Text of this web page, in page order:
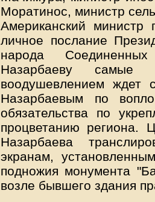
Моратинос, министр
Американский министр
личное послание
народа
Назарбаеву
воодушевлением ждет
Назарбаевым по
обязательства по
процветанию региона.
Назарбаева
экранам,
подножия монумента
возле бывшего здания